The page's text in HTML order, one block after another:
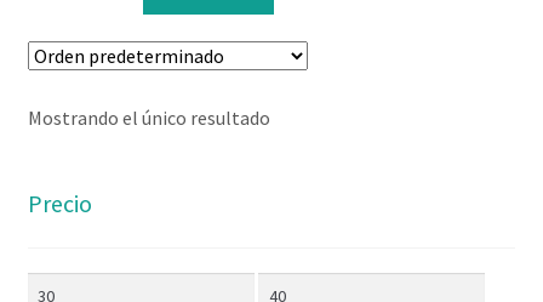
Mostrando el único resultado
Precio